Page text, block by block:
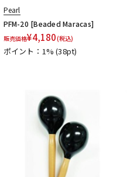
Pearl
PFM-20 [Beaded Maracas]
販売価格¥4,180(税込)
ポイント：1%(38pt)